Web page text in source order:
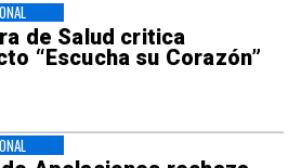
de Salud critica
“Escucha su Corazón”